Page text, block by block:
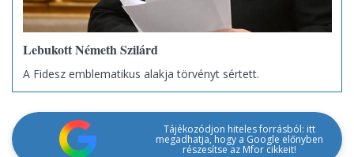
Lebukott Németh Szilárd
A Fidesz emblematikus alakja törvényt sértett.
Tájékozódjon hiteles forrásból: itt
megadhatja, hogy a Google előnyben
részesítse az Mfor cikkeit!